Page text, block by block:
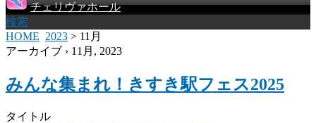
チェリヴァホール
検索
HOME 2023 > 11月
アーカイブ › 11月, 2023
みんな集まれ！きすき駅フェス2025
タイトル